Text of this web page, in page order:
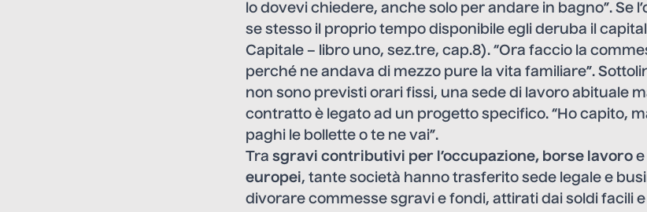
lo dovevi chiedere, anche solo per andare in bagno”. Se
se stesso il proprio tempo disponibile egli deruba il
Capitale – libro uno, sez.tre, cap.8). “Ora faccio la
perché ne andava di mezzo pure la vita familiare”.
non sono previsti orari fissi, una sede di lavoro abituale
contratto è legato ad un progetto specifico. “Ho capito,
paghi le bollette o te ne vai”.
Tra sgravi contributivi per l’occupazione, borse lavoro e
europei, tante società hanno trasferito sede legale e
divorare commesse sgravi e fondi, attirati dai soldi facili e